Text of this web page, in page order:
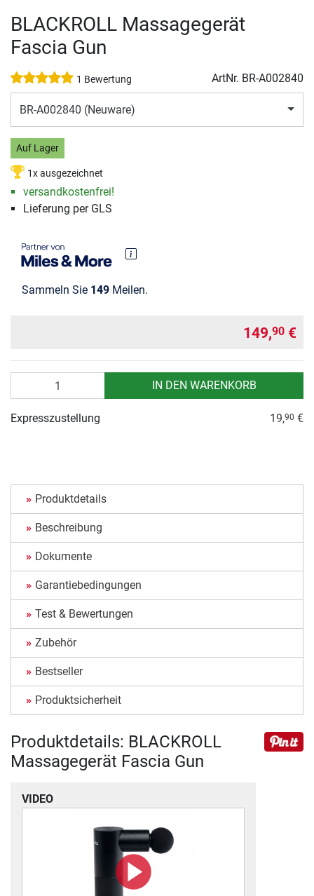
BLACKROLL Massagegerät
Fascia Gun
1 Bewertung ArtNr. BR-A002840
BR-A002840 (Neuware)
Auf Lager
1x ausgezeichnet
versandkostenfrei!
Lieferung per GLS
Sammeln Sie 149 Meilen.
149,90 €
IN DEN WARENKORB
Expresszustellung 19,90 €
Produktdetails
Beschreibung
Dokumente
Garantiebedingungen
Test & Bewertungen
Zubehör
Bestseller
Produktsicherheit
Produktdetails: BLACKROLL
Massagegerät Fascia Gun
VIDEO